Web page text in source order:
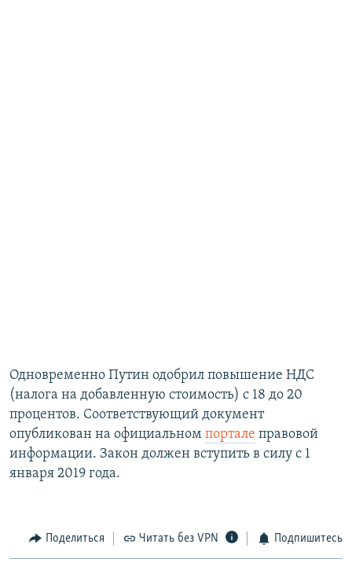
Одновременно Путин одобрил повышение НДС
(налога на добавленную стоимость) с 18 до 20
процентов. Соответствующий документ
опубликован на официальном портале правовой
информации. Закон должен вступить в силу с 1
января 2019 года.
Поделиться Читать без VPN Подпишитесь